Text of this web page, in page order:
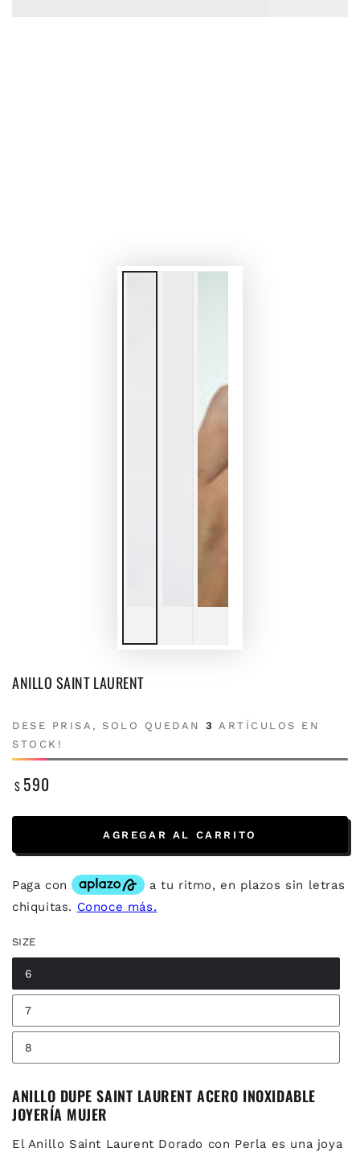
ANILLO SAINT LAURENT
DESE PRISA, SOLO QUEDAN 3
ARTÍCULOS EN
STOCK!
Precio
$ 590
AGREGAR AL CARRITO
SIZE
6
7
8
ANILLO DUPE SAINT LAURENT ACERO INOXIDABLE
JOYERÍA MUJER
El Anillo Saint Laurent Dorado con Perla es una joya